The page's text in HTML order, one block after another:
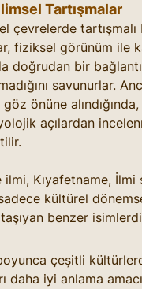
Tartışmalar
çevrelerde
fiziksel görünüm ile
doğrudan bir
savunurlar.
önüne
açılardan
Kıyafetname, İlmi
kültürel
benzer
çeşitli
daha iyi anlama